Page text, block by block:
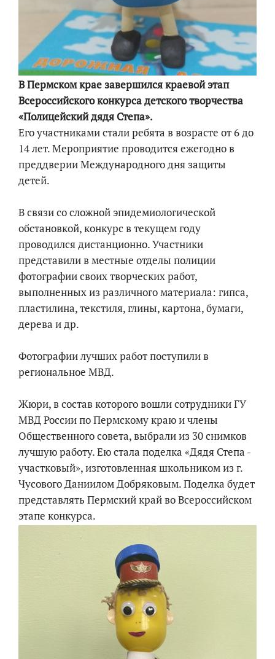
В Пермском крае завершился краевой этап
Всероссийского конкурса детского творчества
«Полицейский дядя Степа».
Его участниками стали ребята в возрасте от 6 до
14 лет. Мероприятие проводится ежегодно в
преддверии Международного дня защиты
детей.
В связи со сложной эпидемиологической
обстановкой, конкурс в текущем году
проводился дистанционно. Участники
представили в местные отделы полиции
фотографии своих творческих работ,
выполненных из различного материала: гипса,
пластилина, текстиля, глины, картона, бумаги,
дерева и др.
Фотографии лучших работ поступили в
региональное МВД.
Жюри, в состав которого вошли сотрудники ГУ
МВД России по Пермскому краю и члены
Общественного совета, выбрали из 30 снимков
лучшую работу. Ею стала поделка «Дядя Степа -
участковый», изготовленная школьником из г.
Чусового Даниилом Добряковым. Поделка будет
представлять Пермский край во Всероссийском
этапе конкурса.